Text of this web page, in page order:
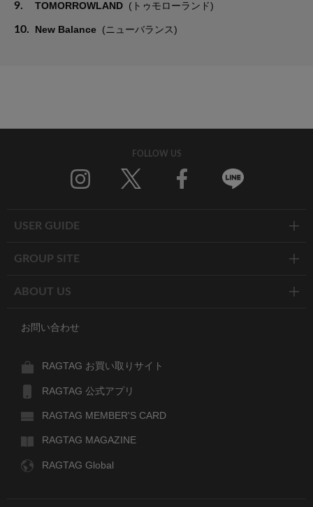
9. TOMORROWLAND (トゥモローランド)
10. New Balance (ニューバランス)
FOLLOW US
USER GUIDE
GROUP SITE
ABOUT US
お問い合わせ
RAGTAG お買い取りサイト
RAGTAG 公式アプリ
RAGTAG MEMBER'S CARD
RAGTAG MAGAZINE
RAGTAG Global